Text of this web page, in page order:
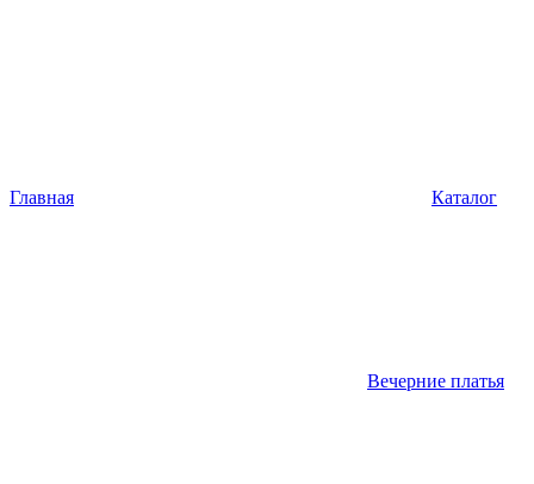
Главная Каталог
Вечерние платья